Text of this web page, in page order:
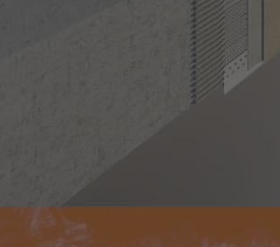
Epoxidová spárovací hmota PCI
Durapox Premium